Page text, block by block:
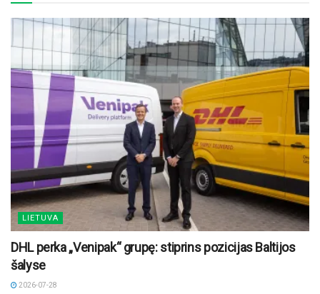
LIETUVA
DHL perka „Venipak“ grupę: stiprins pozicijas Baltijos
šalyse
2026-07-28